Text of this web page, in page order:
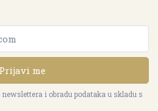
Prijavi me
i obradu podataka u skladu s